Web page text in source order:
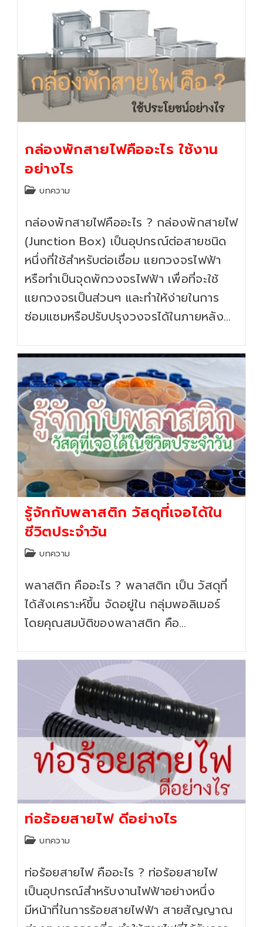
กล่องพักสายไฟคืออะไร ใช้งาน
อย่างไร
Postบทความ
กล่องพักสายไฟคืออะไร ? กล่องพักสายไฟ
(Junction Box) เป็นอุปกรณ์ต่อสายชนิด
หนึ่งที่ใช้สำหรับต่อเชื่อม แยกวงจรไฟฟ้า
หรือทำเป็นจุดพักวงจรไฟฟ้า เพื่อที่จะใช้
แยกวงจรเป็นส่วนๆ และทำให้ง่ายในการ
ซ่อมแซมหรือปรับปรุงวงจรได้ในภายหลัง…
รู้จักกับพลาสติก วัสดุที่เจอได้ใน
ชีวิตประจำวัน
Postบทความ
พลาสติก คืออะไร ? พลาสติก เป็น วัสดุที่
ได้สังเคราะห์ขึ้น จัดอยู่ใน กลุ่มพอลิเมอร์
โดยคุณสมบัติของพลาสติก คือ…
ท่อร้อยสายไฟ ดีอย่างไร
Postบทความ
ท่อร้อยสายไฟ คืออะไร ? ท่อร้อยสายไฟ
เป็นอุปกรณ์สำหรับงานไฟฟ้าอย่างหนึ่ง
มีหน้าที่ในการร้อยสายไฟฟ้า สายสัญญาณ